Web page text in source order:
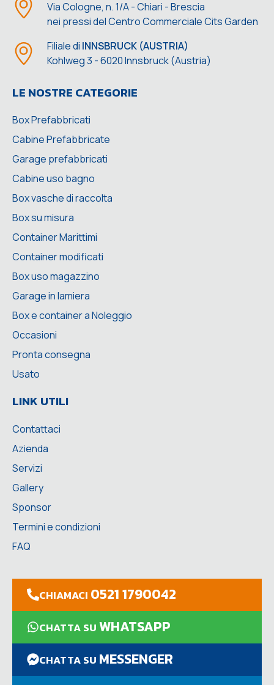
Via Cologne, n. 1/A - Chiari - Brescia
nei pressi del Centro Commerciale Cits Garden
Filiale di INNSBRUCK (AUSTRIA)
Kohlweg 3 - 6020 Innsbruck (Austria)
LE NOSTRE CATEGORIE
Box Prefabbricati
Cabine Prefabbricate
Garage prefabbricati
Cabine uso bagno
Box vasche di raccolta
Box su misura
Container Marittimi
Container modificati
Box uso magazzino
Garage in lamiera
Box e container a Noleggio
Occasioni
Pronta consegna
Usato
LINK UTILI
Contattaci
Azienda
Servizi
Gallery
Sponsor
Termini e condizioni
FAQ
CHIAMACI 0521 1790042
CHATTA SUWHATSAPP
CHATTA SU MESSENGER